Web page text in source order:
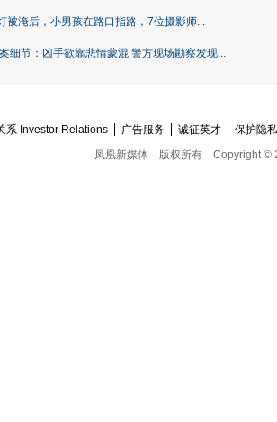
被淹后，小男孩在路口指路，7位摄影师...
细节：凶手欲靠悲情蒙混 警方现场勘察发现...
系 Investor Relations 广告服务 诚征英才
保护隐
凤凰新媒体
版权所有 Copyright ©